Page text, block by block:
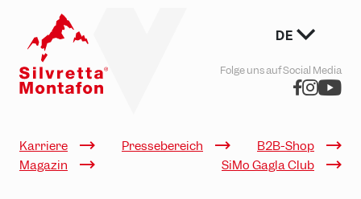
Karriere Pressebereich
B2B-Shop
Magazin
SiMo Gagla Club
DE
Folge uns auf Social Media